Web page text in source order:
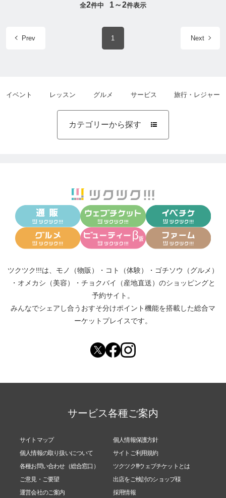
全2件中 1～2件表示
Prev 1 Next
イベント レッスン グルメ サービス 旅行・レジャー
カテゴリーから探す 
ツクツク!!!は、 モノ（物販） ・ コト（体験） ・ ゴチソウ（グルメ）
・ オメカシ（美容） ・ チョクバイ（産地直送） のショッピングと
予約サイト。
みんなでシェアし合う おすそ分けポイント機能を搭載した総合マ
ーケットプレイスです。
サービス各種ご案内
サイトマップ
個人情報保護方針
個人情報の取り扱いについて
サイトご利用規約
各種お問い合わせ（総合窓口）
ツクツク!!!ウェブチケットとは
ご意見・ご要望
出店をご検討のショップ様
運営会社のご案内
採用情報